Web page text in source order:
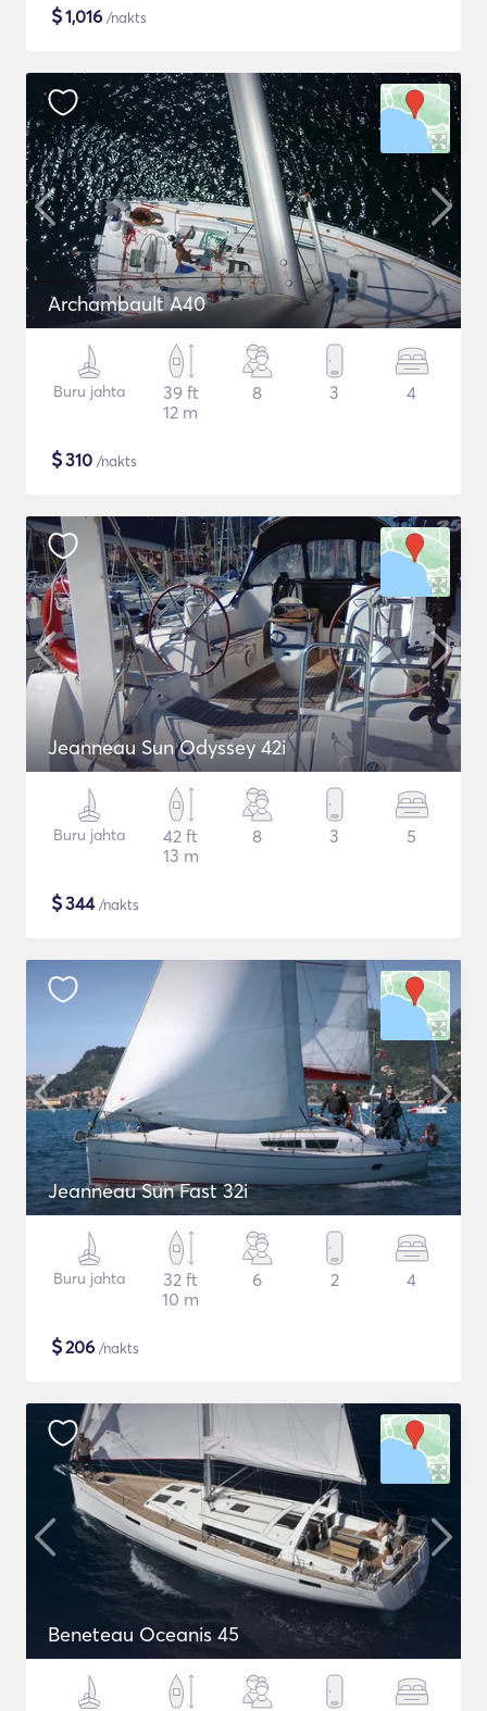
$1,016 /nakts
Archambault A40
Buru jahta
39 ft
12 m
8 3 4
$310 /nakts
Jeanneau Sun Odyssey 42i
Buru jahta
42 ft
13 m
8 3 5
$344/nakts
Jeanneau Sun Fast 32i
Buru jahta
32 ft
10 m
6 2 4
$206 /nakts
Beneteau Oceanis 45